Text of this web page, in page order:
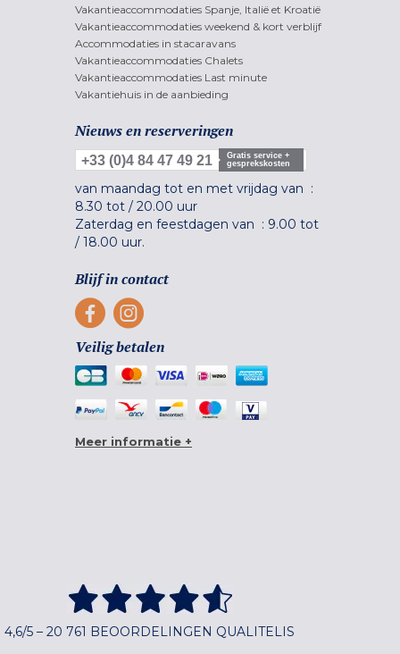
Vakantieaccommodaties Spanje, Italië et Kroatië
Vakantieaccommodaties weekend & kort verblijf
Accommodaties in stacaravans
Vakantieaccommodaties Chalets
Vakantieaccommodaties Last minute
Vakantiehuis in de aanbieding
Nieuws en reserveringen
+33 (0)4 84 47 49 21
Gratis service +
gesprekskosten
van maandag tot en met vrijdag van :
8.30 tot / 20.00 uur
Zaterdag en feestdagen van : 9.00 tot
/ 18.00 uur.
Blijf in contact
Veilig betalen
Meer informatie +
4,6/5 – 20 761 BEOORDELINGEN QUALITELIS